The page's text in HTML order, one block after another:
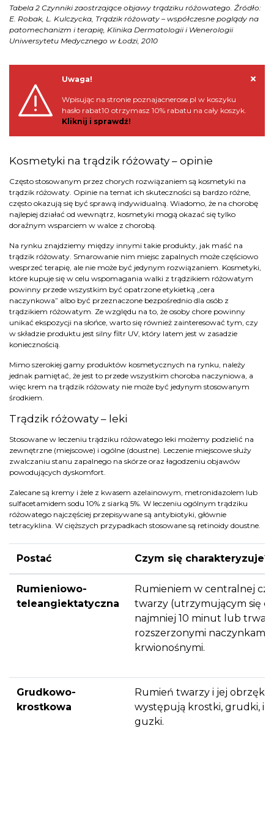
Tabela 2 Czynniki zaostrzające objawy trądziku różowatego. Źródło:
E. Robak, L. Kulczycka, Trądzik różowaty – współczesne poglądy na
patomechanizm i terapię, Klinika Dermatologii i Wenerologii
Uniwersytetu Medycznego w Łodzi, 2010
Uwaga!
Wpisując na stronie poznajacnerose.pl w koszyku
hasło rabat10 otrzymasz 10% rabatu na cały koszyk.
Kliknij i sprawdź!
Kosmetyki na trądzik różowaty – opinie
Często stosowanym przez chorych rozwiązaniem są kosmetyki na
trądzik różowaty. Opinie na temat ich skuteczności są bardzo różne,
często okazują się być sprawą indywidualną. Wiadomo, że na chorobę
najlepiej działać od wewnątrz, kosmetyki mogą okazać się tylko
doraźnym wsparciem w walce z chorobą.
Na rynku znajdziemy między innymi takie produkty, jak maść na
trądzik różowaty. Smarowanie nim miejsc zapalnych może częściowo
wesprzeć terapię, ale nie może być jedynym rozwiązaniem. Kosmetyki,
które kupuje się w celu wspomagania walki z trądzikiem różowatym
powinny przede wszystkim być opatrzone etykietką „cera
naczynkowa” albo być przeznaczone bezpośrednio dla osób z
trądzikiem różowatym. Ze względu na to, że osoby chore powinny
unikać ekspozycji na słońce, warto się również zainteresować tym, czy
w składzie produktu jest silny filtr UV, który latem jest w zasadzie
koniecznością.
Mimo szerokiej gamy produktów kosmetycznych na rynku, należy
jednak pamiętać, że jest to przede wszystkim choroba naczyniowa, a
więc krem na trądzik różowaty nie może być jedynym stosowanym
środkiem.
Trądzik różowaty – leki
Stosowane w leczeniu trądziku różowatego leki możemy podzielić na
zewnętrzne (miejscowe) i ogólne (doustne). Leczenie miejscowe służy
zwalczaniu stanu zapalnego na skórze oraz łagodzeniu objawów
powodujących dyskomfort.
Zalecane są kremy i żele z kwasem azelainowym, metronidazolem lub
sulfacetamidem sodu 10% z siarką 5%. W leczeniu ogólnym trądziku
różowatego najczęściej przepisywane są antybiotyki, głównie
tetracyklina. W cięższych przypadkach stosowane są retinoidy doustne.
Postać Czym się charakteryzuje?
Rumieniowo-
teleangiektatyczna
Rumieniem w centralnej
twarzy (utrzymującym się
najmniej 10 minut lub
rozszerzonymi naczynkami
krwionośnymi.
Grudkowo-
krostkowa
Rumień twarzy i jej obrzęk
występują krostki, grudki, i
guzki.